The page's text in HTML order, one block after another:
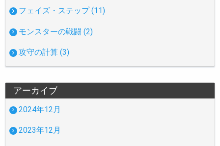
フェイズ・ステップ (11)
モンスターの戦闘 (2)
攻守の計算 (3)
アーカイブ
2024年12月
2023年12月